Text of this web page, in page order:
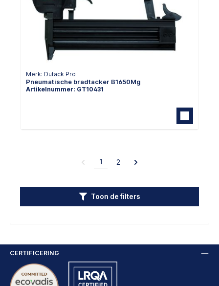
Merk: Dutack Pro
Pneumatische bradtacker B1650Mg
Artikelnummer: GT10431
1 2
Toon de filters
CERTIFICERING